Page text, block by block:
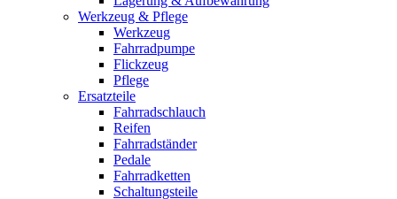
Werkzeug & Pflege
Werkzeug
Fahrradpumpe
Flickzeug
Pflege
Ersatzteile
Fahrradschlauch
Reifen
Fahrradständer
Pedale
Fahrradketten
Schaltungsteile